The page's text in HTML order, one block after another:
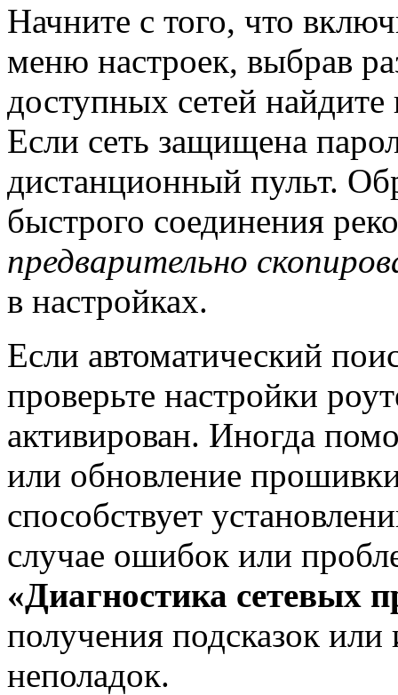
Начните с того, что
меню настроек, выбрав
доступных сетей
Если сеть защищена
дистанционный пульт.
быстрого соединения
предварительно
в настройках.
Если автоматический
проверьте настройки
активирован. Иногда
или обновление
способствует
случае ошибок или
«Диагностика сетевых
получения подсказок
неполадок.